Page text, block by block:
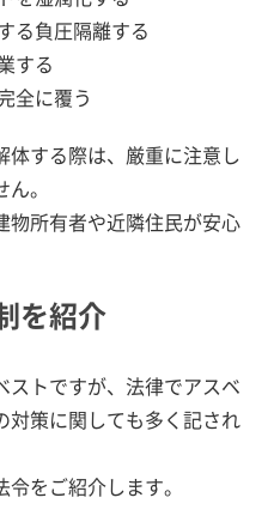
る負圧隔離する
する
全に覆う
体する際は、厳重に注意し
。
物所有者や近隣住民が安心
を紹介
ストですが、法律でアスベ
対策に関しても多く記され
をご紹介します。